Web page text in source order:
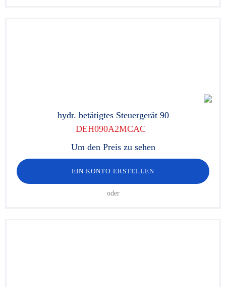
hydr. betätigtes Steuergerät 90
DEH090A2MCAC
Um den Preis zu sehen
EIN KONTO ERSTELLEN
oder